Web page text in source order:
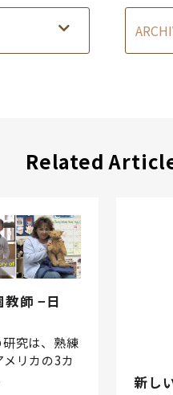
Related
師 −日
究は、熟練
リカの3カ
新し